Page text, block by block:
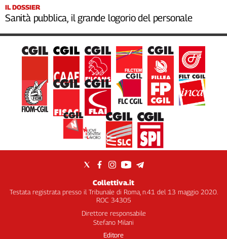
IL DOSSIER
Sanità pubblica, il grande logorio del personale
Collettiva.it
Testata registrata presso il Tribunale di Roma, n.41 del 13 maggio 2020.
ROC 34305
Direttore responsabile
Stefano Milani
Editore